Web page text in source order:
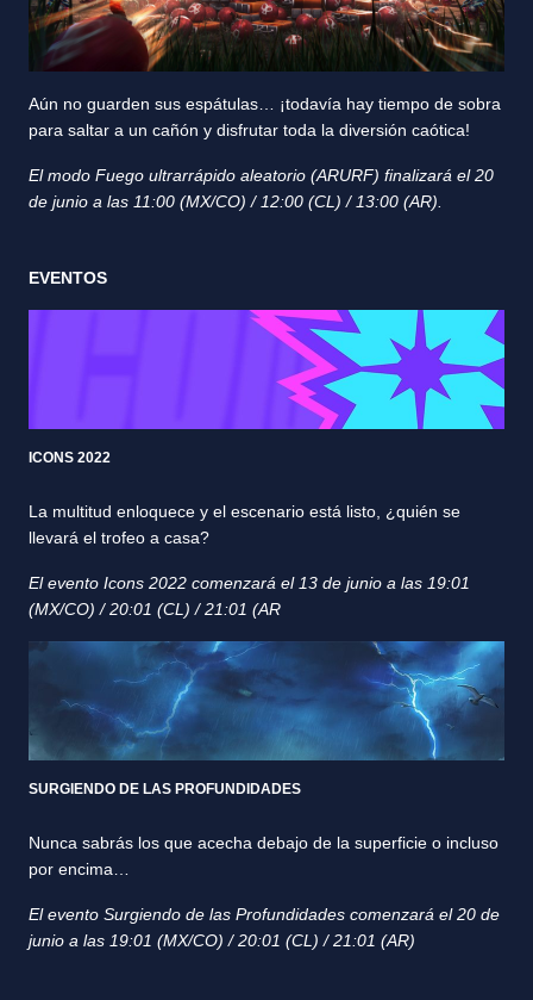
Aún no guarden sus espátulas… ¡todavía hay tiempo de sobra
para saltar a un cañón y disfrutar toda la diversión caótica!
El modo Fuego ultrarrápido aleatorio (ARURF) finalizará el 20
de junio a las 11:00 (MX/CO) / 12:00 (CL) / 13:00 (AR).
EVENTOS
ICONS 2022
La multitud enloquece y el escenario está listo, ¿quién se
llevará el trofeo a casa?
El evento Icons 2022 comenzará el 13 de junio a las 19:01
(MX/CO) / 20:01 (CL) / 21:01 (AR
SURGIENDO DE LAS PROFUNDIDADES
Nunca sabrás los que acecha debajo de la superficie o incluso
por encima…
El evento Surgiendo de las Profundidades comenzará el 20 de
junio a las 19:01 (MX/CO) / 20:01 (CL) / 21:01 (AR)